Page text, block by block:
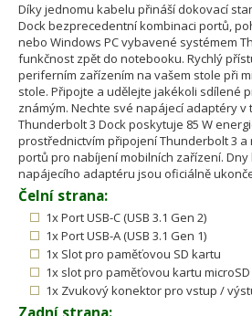
Díky jednomu kabelu přináší dokovací
Dock bezprecedentní kombinaci portů,
nebo Windows PC vybavené systémem
funkčnost zpět do notebooku. Rychlý
periferním zařízením na vašem stole při
stole. Připojte a udělejte jakékoli sdílené
známým. Nechte své napájecí adaptéry v
Thunderbolt 3 Dock poskytuje 85 W
prostřednictvím připojení Thunderbolt 3 a
portů pro nabíjení mobilních zařízení.
napájecího adaptéru jsou oficiálně
Čelní strana:
1x Port USB-C (USB 3.1 Gen 2)
1x Port USB-A (USB 3.1 Gen 1)
1x Slot pro paměťovou SD kartu
1x slot pro paměťovou kartu microSD
1x Zvukový konektor pro vstup /